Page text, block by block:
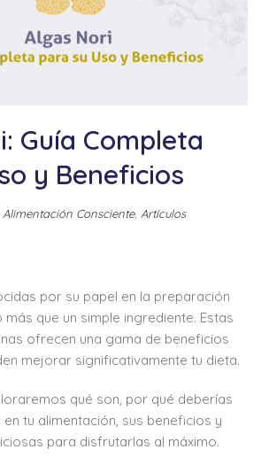
Guía Completa
y Beneficios
Alimentación Consciente, Artículos
por su papel en la preparación
más que un simple ingrediente. Estas
ofrecen una gama de beneficios
mejorar significativamente tu dieta.
qué son, por qué deberías
tu alimentación, sus beneficios y
para disfrutarlas al máximo.